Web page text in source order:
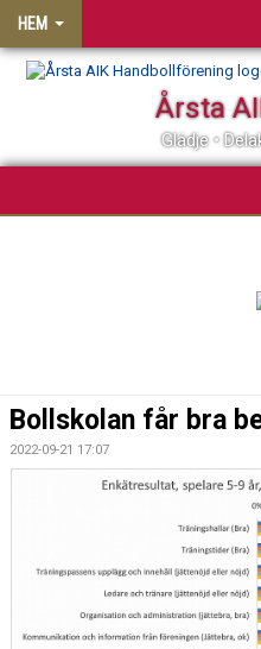
HEM
Årsta
Glädje •
KLUBBSHOP
Bollskolan får bra
2022-09-21 17:07